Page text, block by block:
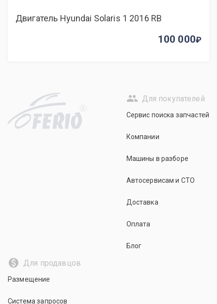
Двигатель Hyundai Solaris 1 2016 RB
100 000
R
Для покупателей
Сервис поиска запчастей
Компании
Машины в разборе
Автосервисам и СТО
Доставка
Оплата
Блог
Для продавцов
Размещение
Система запросов